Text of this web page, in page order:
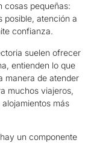
cosas pequeñas:
posible, atención a
confianza.
suelen ofrecer
entienden lo que
manera de atender
muchos viajeros,
más
un componente